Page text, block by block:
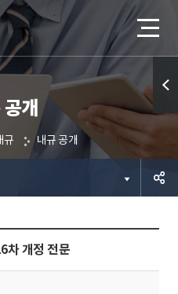
개
규 내규 공개
차 개정 전문
퀵메